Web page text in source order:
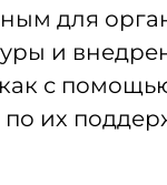
для
и
с
их